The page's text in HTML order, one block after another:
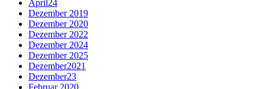
April24
Dezember 2019
Dezember 2020
Dezember 2022
Dezember 2024
Dezember 2025
Dezember2021
Dezember23
Februar 2020